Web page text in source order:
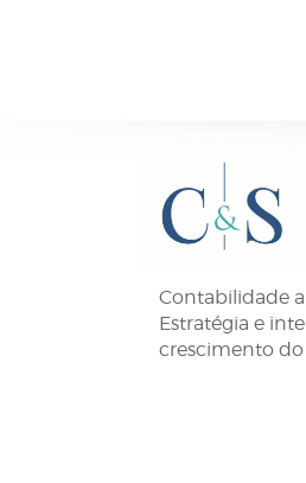
Contabilidade
Estratégia e
crescimento do